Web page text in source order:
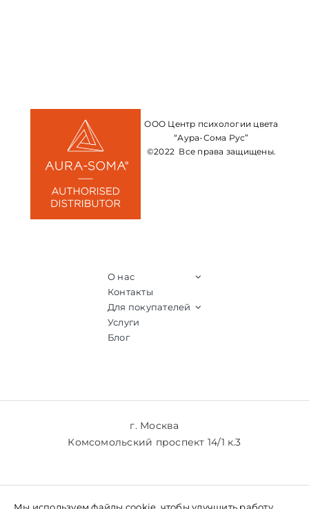
ООО Центр психологии цвета
“Аура-Сома Рус”
©2022 Все права защищены.
О нас
Контакты
Для покупателей
Услуги
Блог
г. Москва
Комсомольский проспект 14/1 к.3